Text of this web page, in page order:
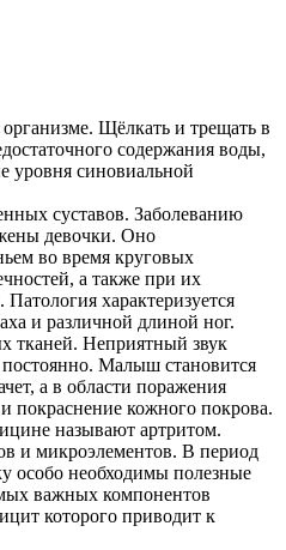
Щёлкать и трещать в
содержания воды,
уровня синовиальной
суставов. Заболеванию
девочки. Оно
во время круговых
а также при их
характеризуется
и различной длиной ног.
тканей. Неприятный звук
Малыш становится
а в области поражения
покраснение кожного покрова.
называют артритом.
и микроэлементов. В период
особо необходимы полезные
важных компонентов
которого приводит к